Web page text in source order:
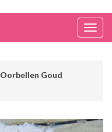
Oorbellen Goud